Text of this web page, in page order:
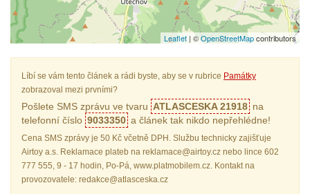
Leaflet | ©OpenStreetMapcontributors
Líbí se vám tento článek a rádi byste, aby se v rubrice Památky
zobrazoval mezi prvními?
Pošlete SMS zprávu ve tvaru ATLASCESKA 21918 na
telefonní číslo 9033350 a článek tak nikdo nepřehlédne!
Cena SMS zprávy je 50 Kč včetně DPH. Službu technicky zajišťuje
Airtoy a.s. Reklamace plateb na reklamace@airtoy.cz nebo lince 602
777 555, 9 - 17 hodin, Po-Pá, www.platmobilem.cz. Kontakt na
provozovatele: redakce@atlasceska.cz